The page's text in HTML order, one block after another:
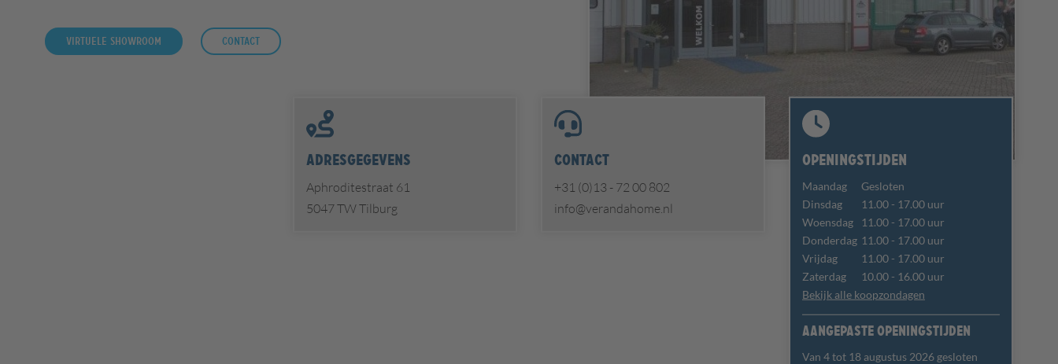
Virtuele Showroom Contact
Openingstijden
Maandag
Gesloten
Dinsdag
11.00 - 17.00 uur
Woensdag
11.00 - 17.00 uur
Donderdag 11.00 - 17.00 uur
Vrijdag
11.00 - 17.00 uur
Zaterdag
10.00 - 16.00 uur
Bekijk alle koopzondagen
Aangepaste openingstijden
Van 4 tot 18 augustus 2026 gesloten
Adresgegevens
Aphroditestraat 61
5047 TW Tilburg
Contact
+31 (0)13 - 72 00 802
info@verandahome.nl